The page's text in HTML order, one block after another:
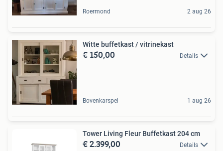
Roermond 2 aug 26
Witte buffetkast / vitrinekast
€ 150,00 Details
Bovenkarspel 1 aug 26
Tower Living Fleur Buffetkast 204 cm
€ 2.399,00 Details